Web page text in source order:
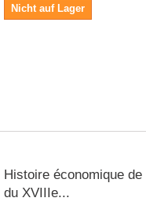
Nicht auf Lager
Histoire économique
du XVIIIe...